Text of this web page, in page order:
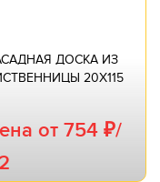
ДОСКА ИЗ
20Х115
от 754 ₽/